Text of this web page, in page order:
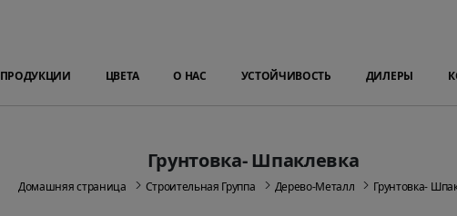
ПРОДУКЦИИ ЦВЕТА О НАС УСТОЙЧИВОСТЬ ДИЛЕРЫ
Грунтовка- Шпаклевка
Домашняя страница Строительная Группа Дерево-Металл Грунтовка-